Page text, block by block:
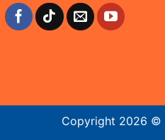
Copyright 2026 ©